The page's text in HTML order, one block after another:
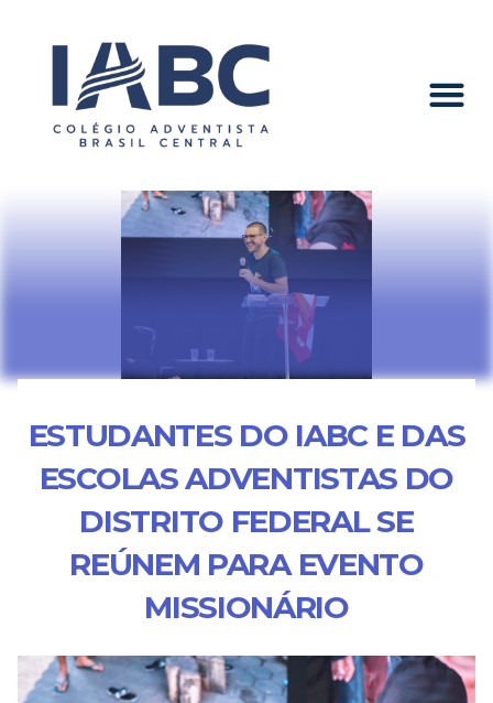
ESTUDANTES DO IABC E DAS
ESCOLAS ADVENTISTAS DO
DISTRITO FEDERAL SE
REÚNEM PARA EVENTO
MISSIONÁRIO